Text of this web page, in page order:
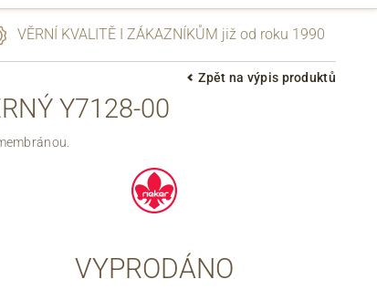
VĚRNÍ KVALITĚ I ZÁKAZNÍKŮM již od roku 1990
Zpět na výpis produktů
Y7128-00
VYPRODÁNO